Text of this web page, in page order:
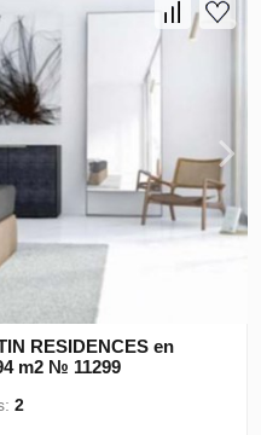
RESIDENCES en
m2 № 11299
2